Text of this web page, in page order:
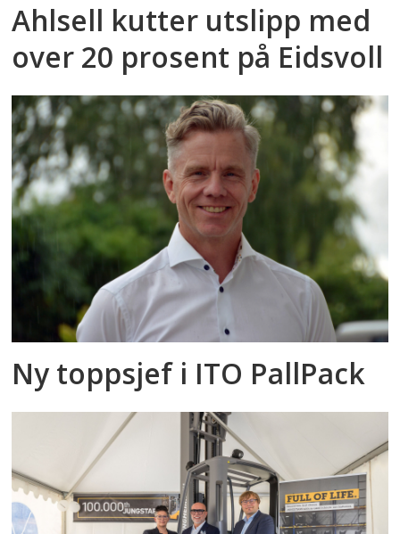
Ahlsell kutter utslipp med
over 20 prosent på Eidsvoll
Ny toppsjef i ITO PallPack